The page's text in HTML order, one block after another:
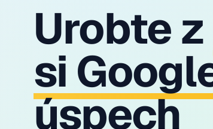
Urobte z
si
úspech